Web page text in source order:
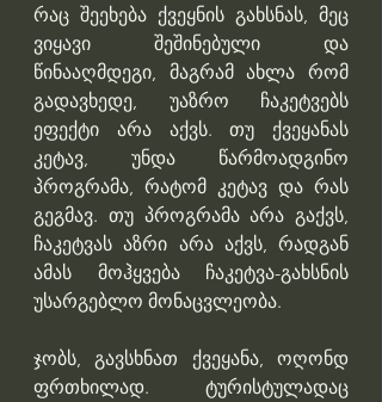
რაც შეეხება ქვეყნის გახსნას, მეც
ვიყავი შეშინებული და
წინააღმდეგი, მაგრამ ახლა რომ
გადავხედე, უაზრო ჩაკეტვებს
ეფექტი არა აქვს. თუ ქვეყანას
კეტავ, უნდა წარმოადგინო
პროგრამა, რატომ კეტავ და რას
გეგმავ. თუ პროგრამა არა გაქვს,
ჩაკეტვას აზრი არა აქვს, რადგან
ამას მოჰყვება ჩაკეტვა-გახსნის
უსარგებლო მონაცვლეობა.
ჯობს, გავსხნათ ქვეყანა, ოღონდ
ფრთხილად. ტურისტულადაც